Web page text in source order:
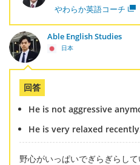
やわらか英語コーチ
Able English Studies
日本
回答
He is not aggressive
He is very relaxed
野心がいっぱいでぎらぎらし